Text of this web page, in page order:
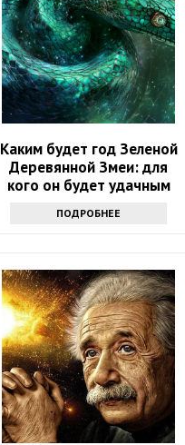
Каким будет год Зеленой
Деревянной Змеи: для
кого он будет удачным
ПОДРОБНЕЕ